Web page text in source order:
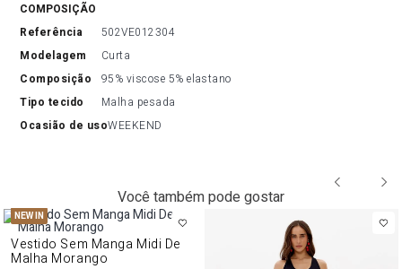
COMPOSIÇÃO
referência
502VE012304
modelagem
Curta
composição
95% viscose 5% elastano
tipo tecido
Malha pesada
ocasião de usoWEEKEND
Você também pode gostar
NEW IN
Vestido Sem Manga Midi De
Malha Morango